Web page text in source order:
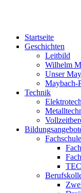
Startseite
Geschichten
Leitbild
Wilhelm
Unser
Maybach-
Technik